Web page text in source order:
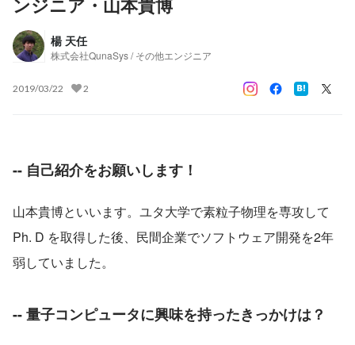
楊 天任
株式会社QunaSys / その他エンジニア
2019/03/22 2
-- 自己紹介をお願いします！
山本貴博といいます。ユタ大学で素粒子物理を専攻して
Ph. D を取得した後、民間企業でソフトウェア開発を2年
弱していました。
-- 量子コンピュータに興味を持ったきっかけは？